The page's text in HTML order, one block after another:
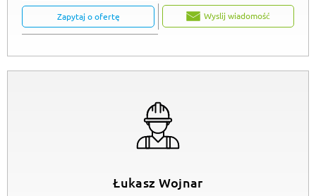
Zapytaj o ofertę Wyslij wiadomość
Łukasz Wojnar